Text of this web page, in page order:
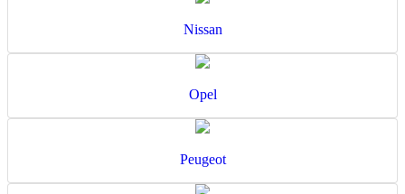
Nissan
Opel
Peugeot